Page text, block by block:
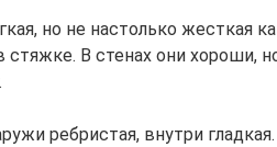
но не настолько жесткая
стяжке. В стенах они хороши,
ребристая, внутри